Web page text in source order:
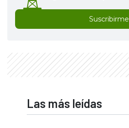
Suscribirme
Las más leídas